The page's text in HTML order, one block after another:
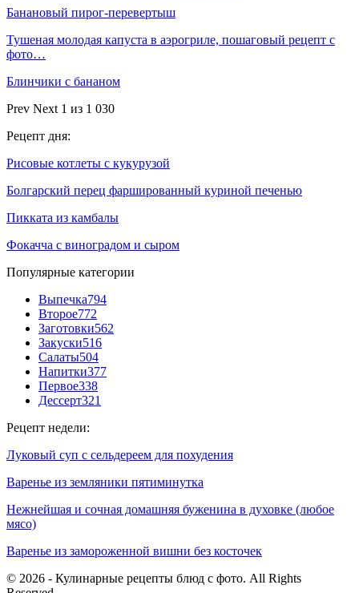
Банановый пирог-перевертыш
Тушеная молодая капуста в аэрогриле, пошаговый рецепт с
фото…
Блинчики с бананом
Prev Next 1 из 1 030
Рецепт дня:
Рисовые котлеты с кукурузой
Болгарский перец фаршированный куриной печенью
Пикката из камбалы
Фокачча с виноградом и сыром
Популярные категории
Выпечка794
Второе772
Заготовки562
Закуски516
Салаты504
Напитки377
Первое338
Дессерт321
Рецепт недели:
Луковый суп с сельдереем для похудения
Варенье из земляники пятиминутка
Нежнейшая и сочная домашняя буженина в духовке (любое
мясо)
Варенье из замороженной вишни без косточек
© 2026 - Кулинарные рецепты блюд с фото. All Rights